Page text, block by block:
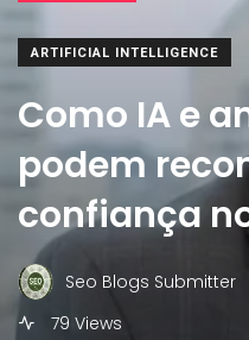
ARTIFICIAL INTELLIGENCE
Como IA e
podem
confiança
Seo Blogs Submitter
79 Views